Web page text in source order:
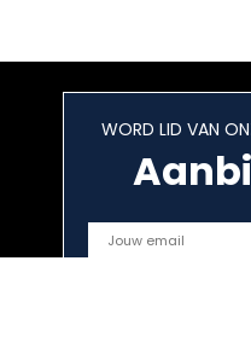
WORD LID VAN